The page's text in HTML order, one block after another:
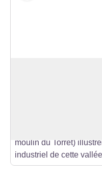
moulin du Torret)
industriel de cette